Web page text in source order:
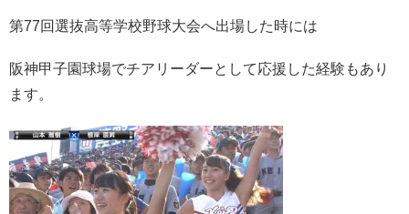
第77回選抜高等学校野球大会へ出場した時には
阪神甲子園球場でチアリーダーとして応援した経験もあり
ます。